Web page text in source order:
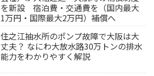
を新設 宿泊費・交通費を（国内最大
1万円・国際最大2万円）補償へ
住之江抽水所のポンプ故障で大阪は大
丈夫？ なにわ大放水路30万トンの排水
能力をわかりやすく解説